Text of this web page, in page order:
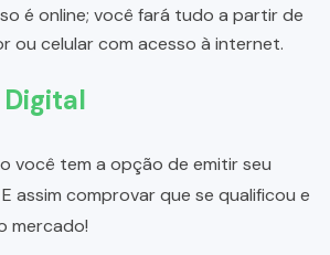
é online; você fará tudo a partir de
ou celular com acesso à internet.
você tem a opção de emitir seu
assim comprovar que se qualificou e
mercado!